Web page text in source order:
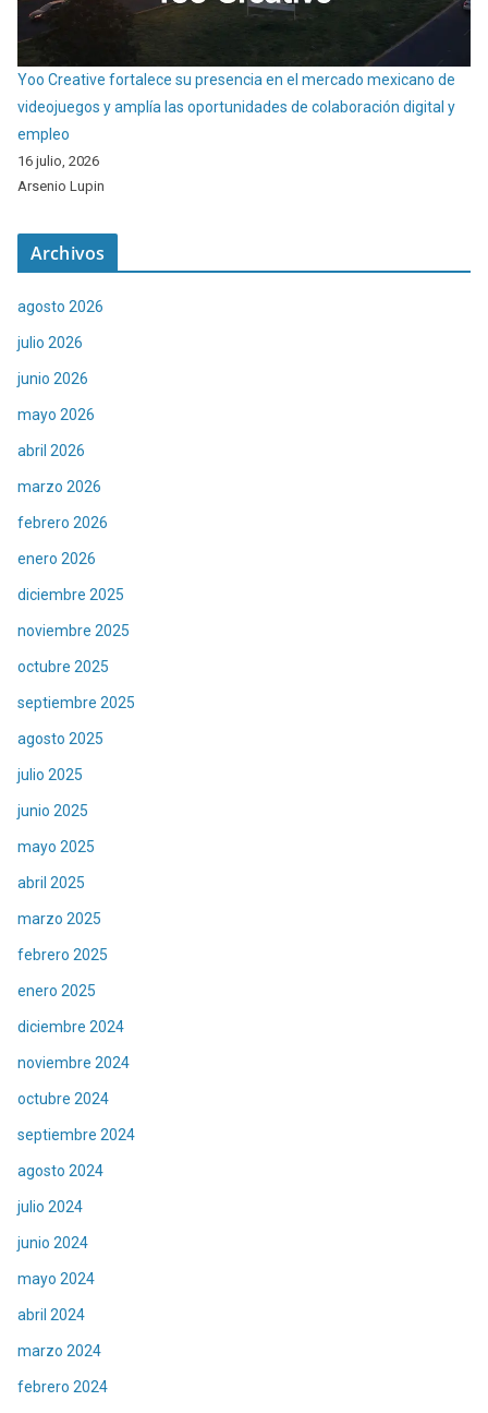
Yoo Creative fortalece su presencia en el mercado mexicano de
videojuegos y amplía las oportunidades de colaboración digital y
empleo
16 julio, 2026
Arsenio Lupin
Archivos
agosto 2026
julio 2026
junio 2026
mayo 2026
abril 2026
marzo 2026
febrero 2026
enero 2026
diciembre 2025
noviembre 2025
octubre 2025
septiembre 2025
agosto 2025
julio 2025
junio 2025
mayo 2025
abril 2025
marzo 2025
febrero 2025
enero 2025
diciembre 2024
noviembre 2024
octubre 2024
septiembre 2024
agosto 2024
julio 2024
junio 2024
mayo 2024
abril 2024
marzo 2024
febrero 2024